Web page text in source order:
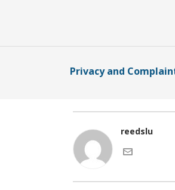
Privacy and
reedslu